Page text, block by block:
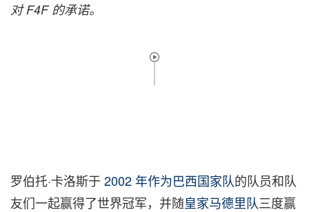
对 F4F 的承诺。
罗伯托·卡洛斯于 2002年作为巴西国家队的队员和队
友们一起赢得了世界冠军，并随皇家马德里队三度赢